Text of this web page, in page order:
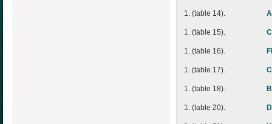
1. (table 14).
1. (table 15).
1. (table 16).
1. (table 17).
1. (table 18).
1. (table 20).